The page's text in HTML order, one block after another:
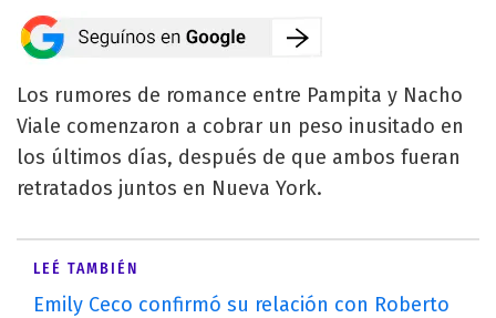
Los rumores de romance entre Pampita y Nacho
Viale comenzaron a cobrar un peso inusitado en
los últimos días, después de que ambos fueran
retratados juntos en Nueva York.
LEÉ TAMBIÉN
Emily Ceco confirmó su relación con Roberto